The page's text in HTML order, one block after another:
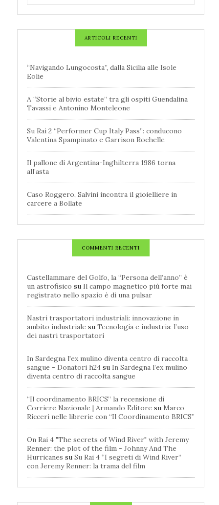
ARTICOLI RECENTI
“Navigando Lungocosta”, dalla Sicilia alle Isole
Eolie
A “Storie al bivio estate” tra gli ospiti Guendalina
Tavassi e Antonino Monteleone
Su Rai 2 “Performer Cup Italy Pass”: conducono
Valentina Spampinato e Garrison Rochelle
Il pallone di Argentina-Inghilterra 1986 torna
all’asta
Caso Roggero, Salvini incontra il gioielliere in
carcere a Bollate
COMMENTI RECENTI
Castellammare del Golfo, la “Persona dell’anno” è
un astrofisico su Il campo magnetico più forte mai
registrato nello spazio è di una pulsar
Nastri trasportatori industriali: innovazione in
ambito industriale su Tecnologia e industria: l’uso
dei nastri trasportatori
In Sardegna l'ex mulino diventa centro di raccolta
sangue - Donatori h24 su In Sardegna l’ex mulino
diventa centro di raccolta sangue
“Il coordinamento BRICS” la recensione di
Corriere Nazionale | Armando Editore su Marco
Ricceri nelle librerie con “Il Coordinamento BRICS”
On Rai 4 "The secrets of Wind River" with Jeremy
Renner: the plot of the film - Johnny And The
Hurricanes su Su Rai 4 “I segreti di Wind River”
con Jeremy Renner: la trama del film